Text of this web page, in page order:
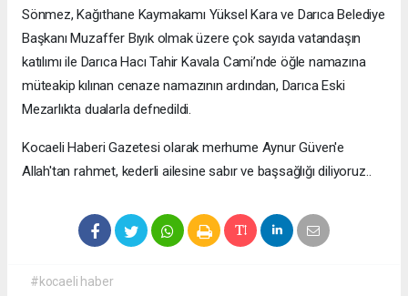
Sönmez, Kağıthane Kaymakamı Yüksel Kara ve Darıca Belediye
Başkanı Muzaffer Bıyık olmak üzere çok sayıda vatandaşın
katılımı ile Darıca Hacı Tahir Kavala Cami’nde öğle namazına
müteakip kılınan cenaze namazının ardından, Darıca Eski
Mezarlıkta dualarla defnedildi.
Kocaeli Haberi Gazetesi olarak merhume Aynur Güven'e
Allah'tan rahmet, kederli ailesine sabır ve başsağlığı diliyoruz..
#kocaeli haber